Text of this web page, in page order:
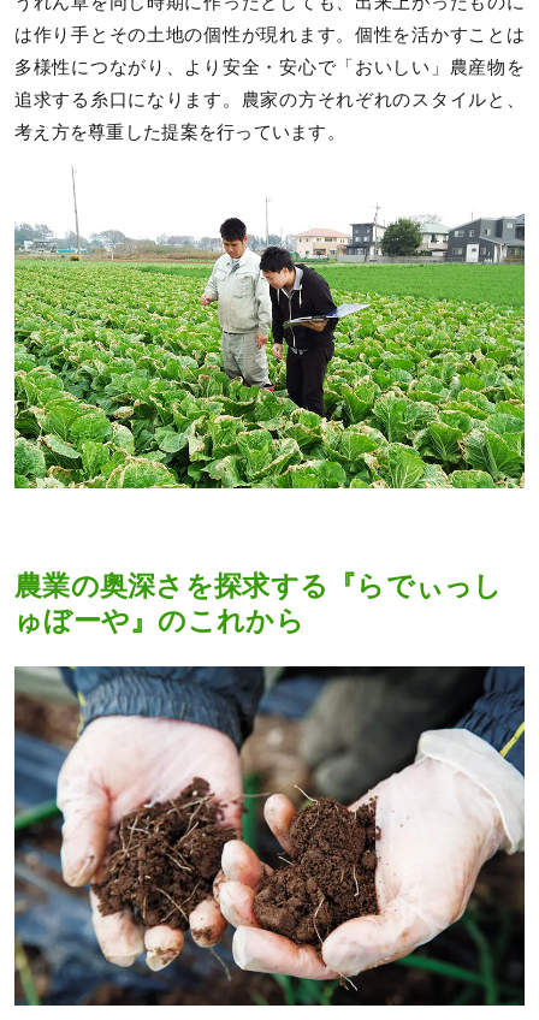
は作り手とその土地の個性が現れます。個性を活かすことは
多様性につながり、より安全・安心で「おいしい」農産物を
追求する糸口になります。農家の方それぞれのスタイルと、
考え方を尊重した提案を行っています。
農業の奥深さを探求する『らでぃっし
ゅぼーや』のこれから